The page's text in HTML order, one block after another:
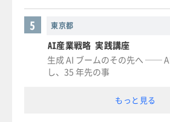
東京都
5
AI産業戦略 実践講座
生成 AI ブームのその先へ ──
し、35 年先の事
もっと見る